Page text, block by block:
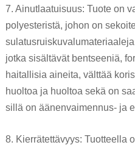
7. Ainutlaatuisuus: Tuote on
polyesteristä, johon on
jotka sisältävät bentseeniä,
haitallisia aineita, välttää
huoltoa ja huoltoa sekä on
sillä on äänenvaimennus- ja
8. Kierrätettävyys: Tuotteella